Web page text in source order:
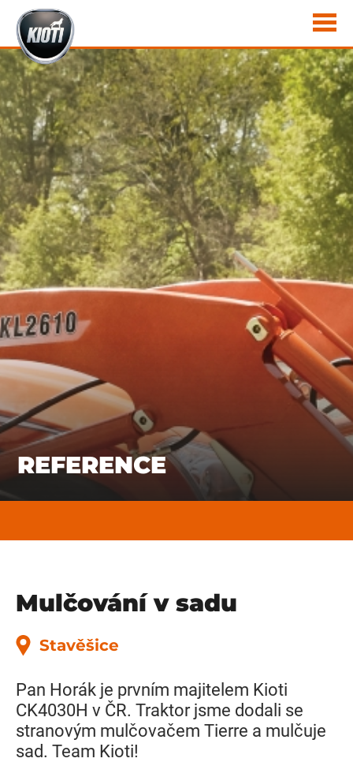
REFERENCE
Mulčování v sadu
Stavěšice
Pan Horák je prvním majitelem Kioti
CK4030H v ČR. Traktor jsme dodali se
stranovým mulčovačem Tierre a mulčuje
sad. Team Kioti!